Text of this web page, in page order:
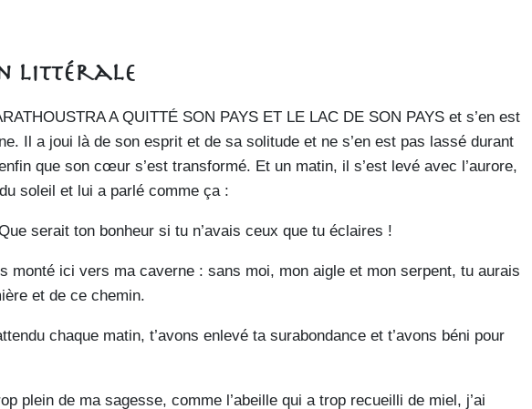
littérale
A QUITTÉ SON PAYS ET LE LAC DE SON PAYS et s’en est
Il a joui là de son esprit et de sa solitude et ne s’en est pas lassé durant
que son cœur s’est transformé. Et un matin, il s’est levé avec l’aurore,
soleil et lui a parlé comme ça :
serait ton bonheur si tu n’avais ceux que tu éclaires !
monté ici vers ma caverne : sans moi, mon aigle et mon serpent, tu aurais
et de ce chemin.
chaque matin, t’avons enlevé ta surabondance et t’avons béni pour
plein de ma sagesse, comme l’abeille qui a trop recueilli de miel, j’ai